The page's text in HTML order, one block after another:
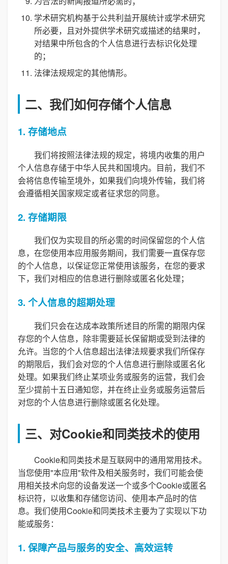
学术研究机构基于公共利益开展统计或学术研究
所必要，且对外提供学术研究或描述的结果时，
对结果中所包含的个人信息进行去标识化处理
的；
法律法规规定的其他情形。
二、我们如何存储个人信息
1. 存储地点
我们将按照法律法规的规定，将境内收集的用户
个人信息存储于中华人民共和国境内。目前，我们不
会将信息传输至境外，如果我们向境外传输，我们将
会遵循相关国家规定或者征求您的同意。
2. 存储期限
我们仅为实现目的所必需的时间保留您的个人信
息，在您使用本应用服务期间，我们需要一直保存您
的个人信息，以保证您正常使用该服务，在您的要求
下，我们对相应的信息进行删除或匿名化处理；
3. 个人信息的超期处理
我们只会在达成本政策所述目的所需的期限内保
存您的个人信息，除非需要延长保留期或受到法律的
允许。当您的个人信息超出法律法规要求我们所保存
的期限后，我们会对您的个人信息进行删除或匿名化
处理。如果我们终止某项业务或服务的运营，我们会
至少提前十五日通知您，并在终止业务或服务运营后
对您的个人信息进行删除或匿名化处理。
三、对Cookie和同类技术的使用
Cookie和同类技术是互联网中的通用常用技术。
当您使用"本应用"软件及相关服务时，我们可能会使
用相关技术向您的设备发送一个或多个Cookie或匿名
标识符，以收集和存储您访问、使用本产品时的信
息。我们使用Cookie和同类技术主要为了实现以下功
能或服务：
1. 保障产品与服务的安全、高效运转